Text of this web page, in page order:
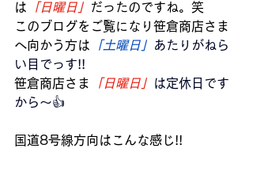
は 「日曜日」
だったのですね。笑
このブログをご覧になり笹倉商店さま
へ向かう方は 「土曜日」
あたりがねら
い目でっす!!
笹倉商店さま
「日曜日」
は定休日です
から～👍
国道8号線方向はこんな感じ!!